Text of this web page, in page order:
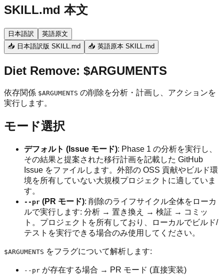
SKILL.md 本文
日本語訳
英語原文
📥 日本語訳版 SKILL.md
📥 英語原本 SKILL.md
Diet Remove: $ARGUMENTS
依存関係 $ARGUMENTS の削除を分析・計画し、アクションを
実行します。
モード選択
デフォルト (Issue モード): Phase 1 の分析を実行し、
その結果と提案された移行計画を記載した GitHub
Issue をファイルします。外部の OSS 貢献やビルド環
境を所有していない大規模プロジェクトに適していま
す。
--pr (PR モード): 削除のライフサイクル全体をローカ
ルで実行します: 分析 → 置き換え → 検証 → コミッ
ト。プロジェクトを所有しており、ローカルでビルド/
テストを実行できる場合のみ使用してください。
$ARGUMENTS をフラグについて解析します:
--pr が存在する場合 → PR モード (直接実装)